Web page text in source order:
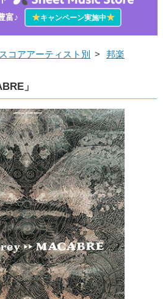
富♪
★キャンペーン実施中★
コアアーティスト別 > 邦楽
」